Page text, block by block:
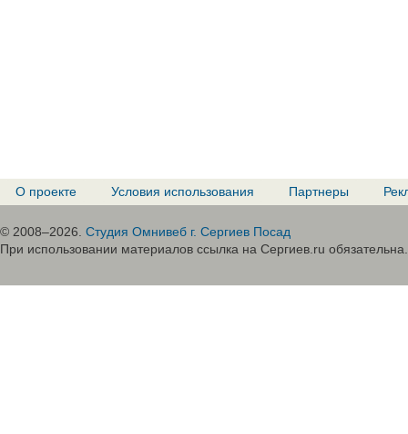
О проекте Условия использования Партнеры
© 2008–2026. Студия Омнивеб г. Сергиев Посад
При использовании материалов ссылка на Сергиев.ru обязательна.